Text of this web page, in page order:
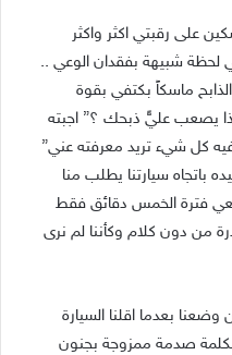
على رقبتي اكثر واكثر
لحظة شبيهة بفقدان الوعي ..
ماسكاً بكتفي بقوة
يصعب عليًّ ذبحك ؟” اجبته
كل شيء تريد معرفته عني”
باتجاه سيارتنا يطلب منا
معي فترة الخمس دقائق فقط
من دون كلام وكأننا لم نرى
وضعنا بعدما اقلنا السيارة
بكلمة صدمة ممزوجة بجنون